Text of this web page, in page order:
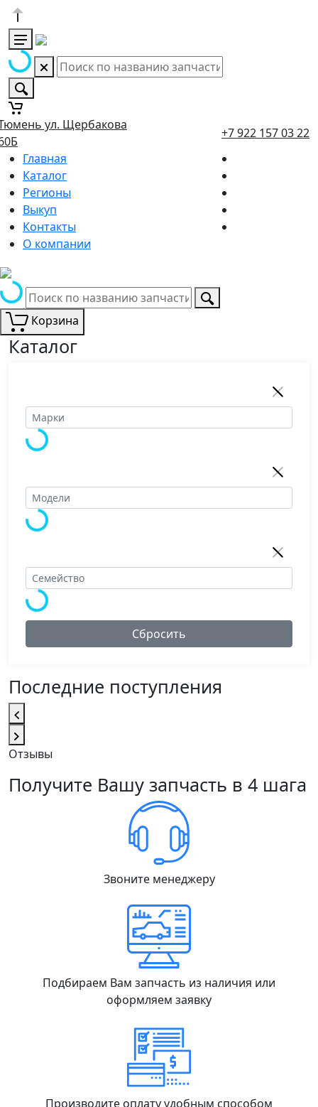
ул. Щербакова
+7 922 157 03 22
Главная
Каталог
Регионы
Выкуп
Контакты
О компании
Корзина
Каталог
Сбросить
Последние поступления
Отзывы
Получите Вашу запчасть в 4 шага
Звоните менеджеру
Подбираем Вам запчасть из наличия или
оформляем заявку
Производите оплату удобным способом